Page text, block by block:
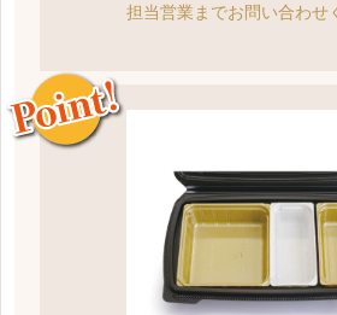
担当営業までお問い合わせ